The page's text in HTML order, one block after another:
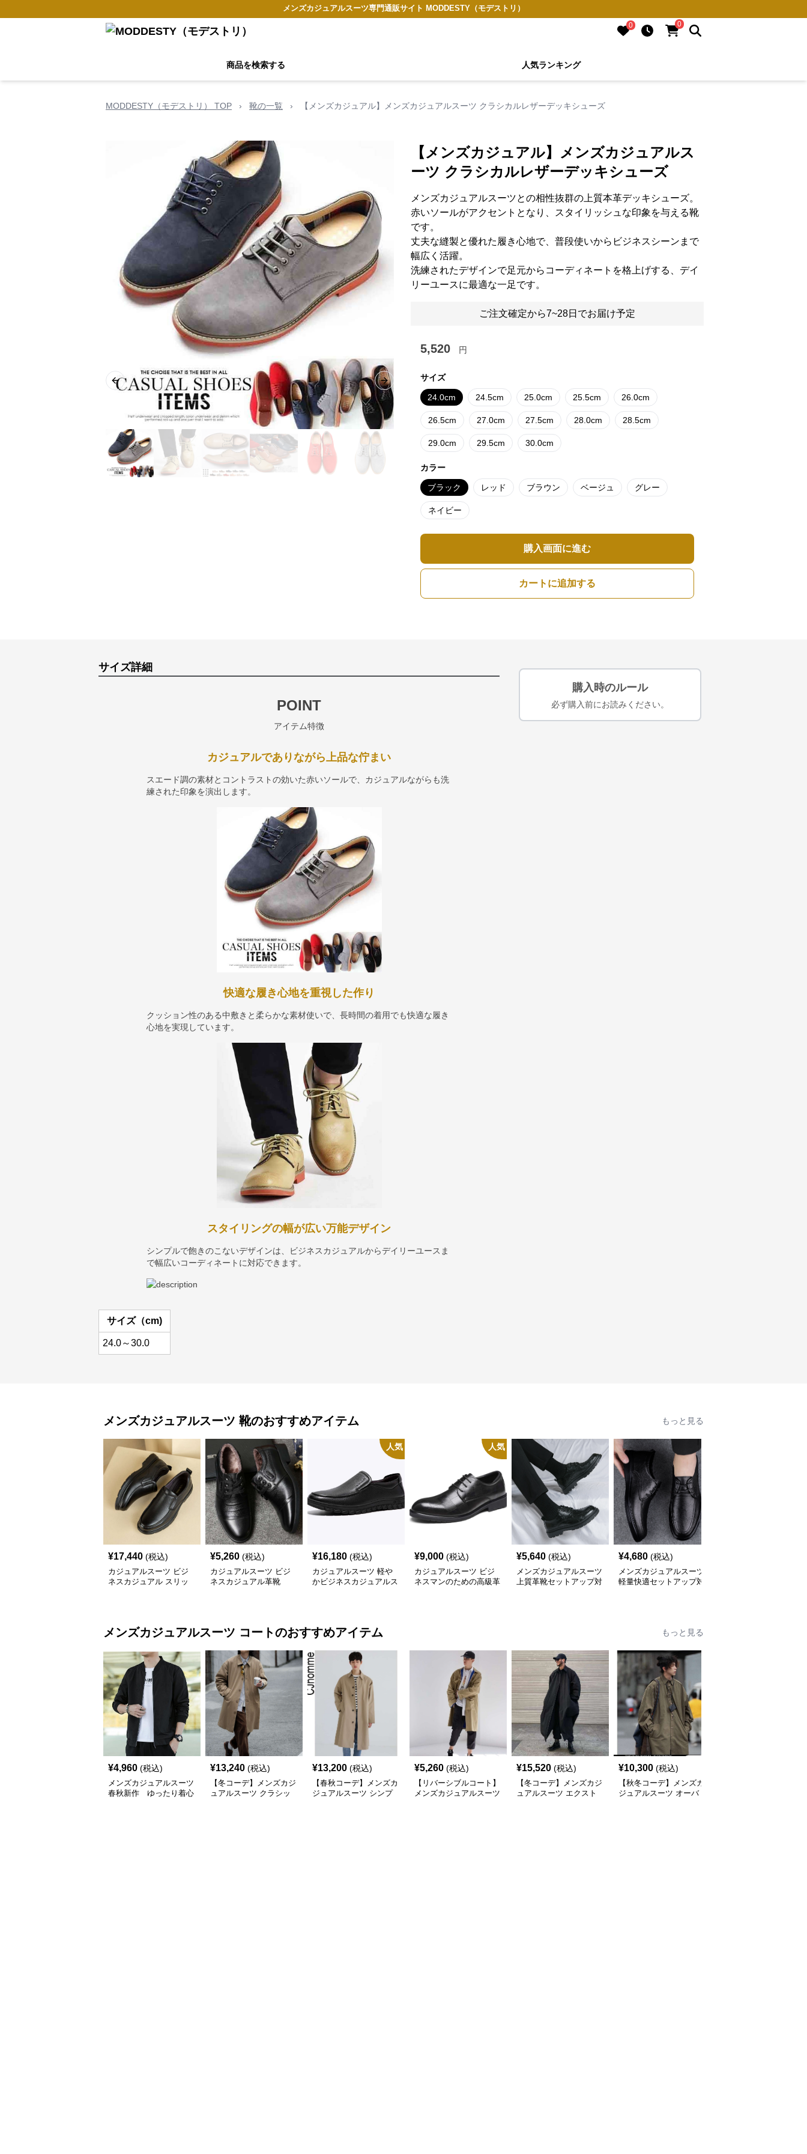
メンズカジュアルスーツ専門通販サイト MODDESTY（モデストリ）
0 0
商品を検索する 人気ランキング
MODDESTY（モデストリ） TOP › 靴の一覧 › 【メンズカジュアル】メンズカジュアルスーツ クラシカルレザーデッキシューズ
Previous slide Next slide
【メンズカジュアル】メンズカジュアルス
ーツ クラシカルレザーデッキシューズ
メンズカジュアルスーツとの相性抜群の上質本革デッキシューズ。
赤いソールがアクセントとなり、スタイリッシュな印象を与える靴
です。
丈夫な縫製と優れた履き心地で、普段使いからビジネスシーンまで
幅広く活躍。
洗練されたデザインで足元からコーディネートを格上げする、デイ
リーユースに最適な一足です。
ご注文確定から7~28日でお届け予定
5,520 円
サイズ
24.0cm 24.5cm 25.0cm 25.5cm 26.0cm
26.5cm 27.0cm 27.5cm 28.0cm 28.5cm
29.0cm 29.5cm 30.0cm
カラー
ブラック レッド ブラウン ベージュ グレー
ネイビー
購入画面に進む
カートに追加する
サイズ詳細
POINT
アイテム特徴
カジュアルでありながら上品な佇まい
スエード調の素材とコントラストの効いた赤いソールで、カジュアルながらも洗
練された印象を演出します。
快適な履き心地を重視した作り
クッション性のある中敷きと柔らかな素材使いで、長時間の着用でも快適な履き
心地を実現しています。
スタイリングの幅が広い万能デザイン
シンプルで飽きのこないデザインは、ビジネスカジュアルからデイリーユースま
で幅広いコーディネートに対応できます。
サイズ（cm)
24.0～30.0
購入時のルール
必ず購入前にお読みください。
¥17,440 (税込)
カジュアルスーツ ビジ
ネスカジュアル スリッ
ポン
¥5,260 (税込)
カジュアルスーツ ビジ
ネスカジュアル革靴
カジュアルスーツ 軽や
かビジネスカジュアルス
リッポン
カジュアルスーツ ビジ
ネスマンのための高級革
靴
¥5,640 (税込)
メンズカジュアルスーツ
上質革靴セットアップ対
応ワークシューズ
¥4,680 (税込)
メンズカジュアルスーツ
軽量快適セットアップ対
応革靴メンズ
¥4,960 (税込)
メンズカジュアルスーツ
春秋新作 ゆったり着心
地 メンズカジュアルコ
¥13,240 (税込)
【冬コーデ】メンズカジ
ュアルスーツ クラシッ
ク ステンカラー コート
¥13,200 (税込)
【春秋コーデ】メンズカ
ジュアルスーツ シンプ
ル 韓国スタイル風ロン
¥5,260 (税込)
【リバーシブルコート】
メンズカジュアルスーツ
メンズ ロング丈マルチ
¥15,520 (税込)
【冬コーデ】メンズカジ
ュアルスーツ エクスト
ラロングオーバーコート
¥10,300 (税込)
【秋冬コーデ】メンズカ
ジュアルスーツ オーバ
ーシルエットミリタリー